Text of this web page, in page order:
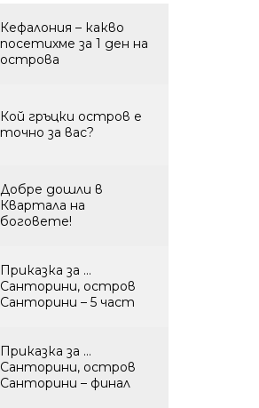
Кефалония – какво
посетихме за 1 ден на
острова
Кой гръцки остров е
точно за вас?
Добре дошли в
Квартала на
боговете!
Приказка за …
Санторини, остров
Санторини – 5 част
Приказка за …
Санторини, остров
Санторини – финал